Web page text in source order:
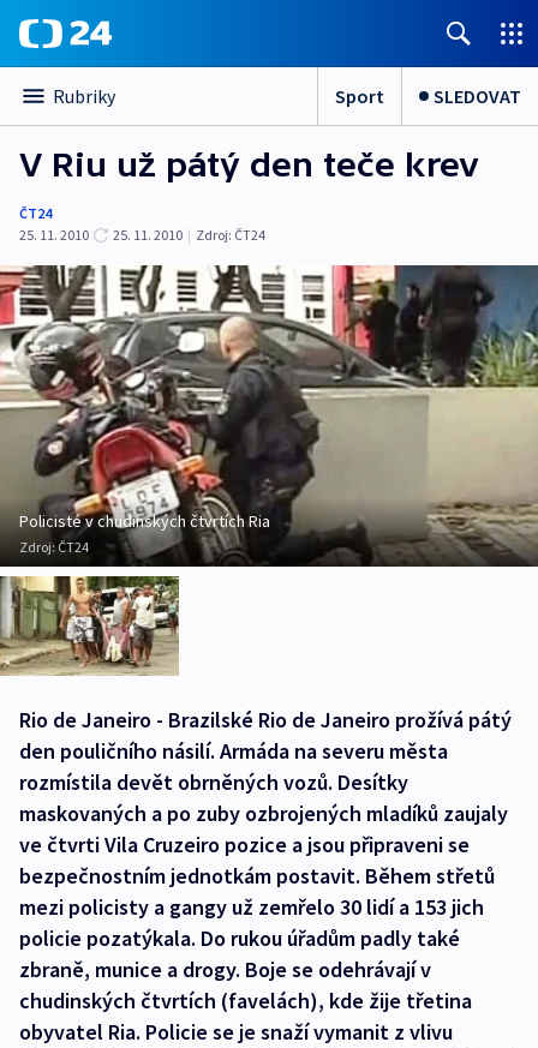
Rubriky Sport SLEDOVAT
V Riu už pátý den teče krev
ČT24
25. 11. 2010
25. 11. 2010 | Zdroj: ČT24
Policisté v chudinských čtvrtích Ria
Zdroj: ČT24
Rio de Janeiro - Brazilské Rio de Janeiro prožívá pátý
den pouličního násilí. Armáda na severu města
rozmístila devět obrněných vozů. Desítky
maskovaných a po zuby ozbrojených mladíků zaujaly
ve čtvrti Vila Cruzeiro pozice a jsou připraveni se
bezpečnostním jednotkám postavit. Během střetů
mezi policisty a gangy už zemřelo 30 lidí a 153 jich
policie pozatýkala. Do rukou úřadům padly také
zbraně, munice a drogy. Boje se odehrávají v
chudinských čtvrtích (favelách), kde žije třetina
obyvatel Ria. Policie se je snaží vymanit z vlivu